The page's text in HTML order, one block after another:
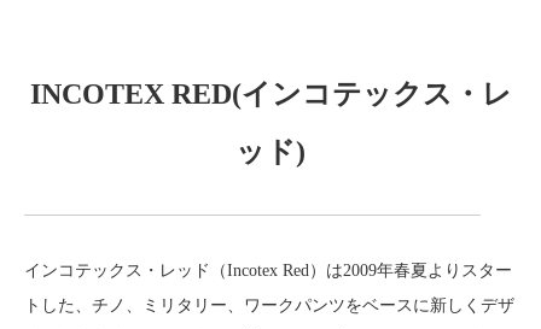
INCOTEX RED(インコテックス・レ
ッド)
インコテックス・レッド（Incotex Red）は2009年春夏よりスター
トした、チノ、ミリタリー、ワークパンツをベースに新しくデザ